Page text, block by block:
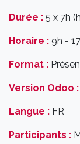
Durée : 5 x 7h
Horaire : 9h -
Format :
Version Odoo :
Langue : FR
Participants :